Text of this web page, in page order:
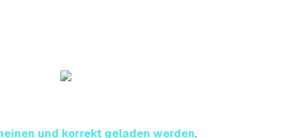
und korrekt geladen werden.